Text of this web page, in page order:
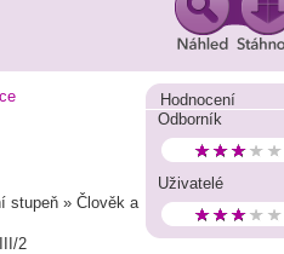
stupeň » Člověk a
2
Hodnocení
Odborník
Uživatelé